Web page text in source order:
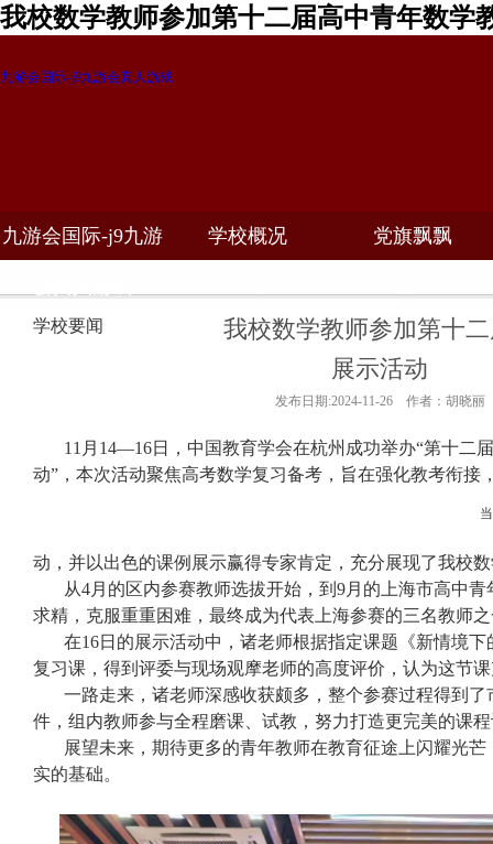
我校数学教师参加第十二届高中青年数学
九游会国际-j9九游会真人游戏
九游会国际-j9九游 学校概况 党旗飘飘
学校要闻
我校数学教师参加第十
展示活动
发布日期:2024-11-26 作者：胡晓丽
11 月 14—16日，中国教育学会在杭州成功举办“第十二
动”，本次活动聚焦高考数学复习备考，旨在强化教考衔接
动，并以出色的课例展示赢得专家肯定，充分展现了我校
从4月的区内参赛教师选拔开始，到 9月的上海市高中
求精，克服重重困难，最终成为代表上海参赛的三名教师
在16日的展示活动中，诸老师根据指定课题《新情境
复习课，得到评委与现场观摩老师的高度评价，认为这节
一路走来，诸老师深感收获颇多，整个参赛过程得到
件，组内教师参与全程磨课、试教，努力打造更完美的课
展望未来，期待更多的青年教师在教育征途上闪耀光
实的基础。